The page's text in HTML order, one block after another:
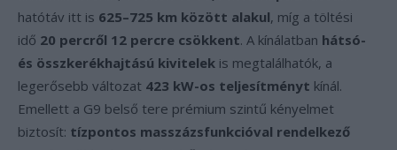
hatótáv itt is 625–725 km között alakul, míg a töltési
idő 20 percről 12 percre csökkent. A kínálatban hátsó-
és összkerékhajtású kivitelek is megtalálhatók, a
legerősebb változat 423 kW-os teljesítményt kínál.
Emellett a G9 belső tere prémium szintű kényelmet
biztosít: tízpontos masszázsfunkcióval rendelkező